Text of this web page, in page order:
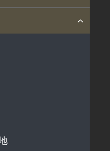
準
及研究報告